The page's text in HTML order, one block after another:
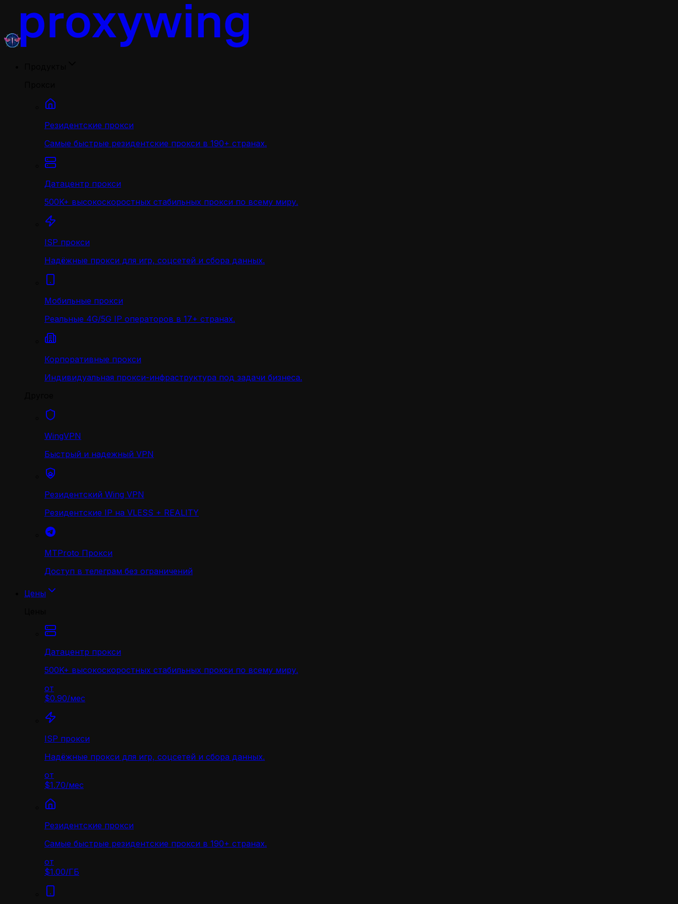
Резидентские прокси
Самые быстрые резидентские прокси в 190+ странах.
Датацентр прокси
500K+ высокоскоростных стабильных прокси по всему миру.
ISP прокси
Надёжные прокси для игр, соцсетей и сбора данных.
Мобильные прокси
Реальные 4G/5G IP операторов в 17+ странах.
Корпоративные прокси
Индивидуальная прокси-инфраструктура под задачи бизнеса.
WingVPN
Быстрый и надежный VPN
Резидентский Wing VPN
Резидентские IP на VLESS + REALITY
MTProto Прокси
Доступ в телеграм без ограничений
Цены
Датацентр прокси
500K+ высокоскоростных стабильных прокси по всему миру.
от
$0.90/мес
ISP прокси
Надёжные прокси для игр, соцсетей и сбора данных.
от
$1.70/мес
Резидентские прокси
Самые быстрые резидентские прокси в 190+ странах.
от
$1.00/ГБ